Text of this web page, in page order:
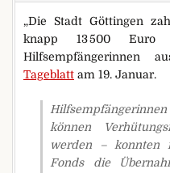
„Die Stadt Göttingen
knapp 13 500 Euro
Hilfsempfängerinnen
Tageblatt am 19. Januar.
können
werden – konnten
Fonds die